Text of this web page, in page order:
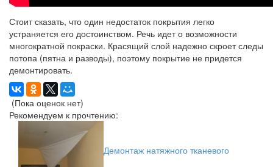
Стоит сказать, что один недостаток покрытия легко
устраняется его достоинством. Речь идет о возможности
многократной покраски. Красящий слой надежно скроет следы
потопа (пятна и разводы), поэтому покрытие не придется
демонтировать.
(Пока оценок нет)
Рекомендуем к прочтению:
Демонтаж натяжного тканевого